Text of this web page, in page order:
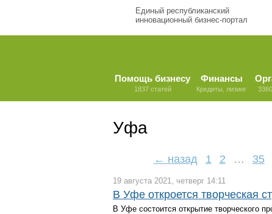
Единый республиканский
инновационный бизнес-портал
Помощь бизнесу
1837 статей
Финансы
Кредиты, лизинг
Уфа
← назад 1 2 … 35
19 августа 2021, четверг 14:11
В Уфе откроется творческая
В Уфе состоится открытие творческого